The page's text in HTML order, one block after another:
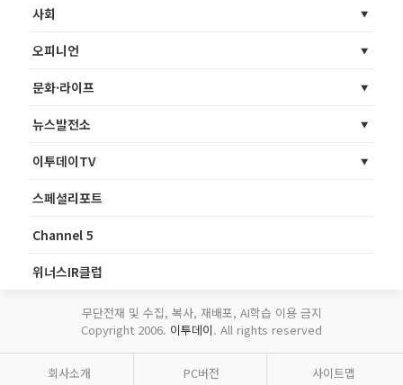
사회
오피니언
문화·라이프
뉴스발전소
이투데이TV
스페셜리포트
Channel 5
위너스IR클럽
무단전재 및 수집, 복사, 재배포, AI학습 이용 금지
Copyright 2006. 이투데이. All rights reserved
회사소개 PC버전 사이트맵